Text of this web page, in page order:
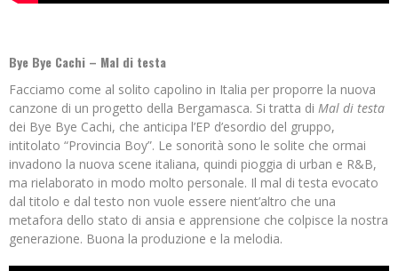
Bye Bye Cachi – Mal di testa
Facciamo come al solito capolino in Italia per proporre la nuova
canzone di un progetto della Bergamasca. Si tratta di Mal di testa
dei Bye Bye Cachi, che anticipa l’EP d’esordio del gruppo,
intitolato “Provincia Boy”. Le sonorità sono le solite che ormai
invadono la nuova scene italiana, quindi pioggia di urban e R&B,
ma rielaborato in modo molto personale. Il mal di testa evocato
dal titolo e dal testo non vuole essere nient’altro che una
metafora dello stato di ansia e apprensione che colpisce la nostra
generazione. Buona la produzione e la melodia.